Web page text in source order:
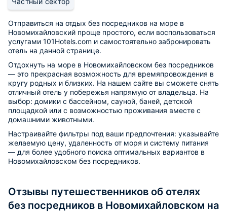
Отправиться на отдых без посредников на море в
Новомихайловский проще простого, если воспользоваться
услугами 101Hotels.com и самостоятельно забронировать
отель на данной странице.
Отдохнуть на море в Новомихайловском без посредников
— это прекрасная возможность для времяпровождения в
кругу родных и близких. На нашем сайте вы сможете снять
отличный отель у побережья напрямую от владельца. На
выбор: домики с бассейном, сауной, баней, детской
площадкой или с возможностью проживания вместе с
домашними животными.
Настраивайте фильтры под ваши предпочтения: указывайте
желаемую цену, удаленность от моря и систему питания
— для более удобного поиска оптимальных вариантов в
Новомихайловском без посредников.
Отзывы путешественников об отелях
без посредников в Новомихайловском на